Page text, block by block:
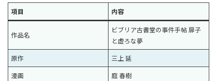
項目 内容
作品名
ビブリア古書堂の事件手帖 扉子
と虚ろな夢
原作
三上 延
漫画
庭 春樹